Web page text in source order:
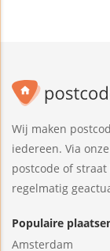
Wij maken
iedereen. Via
postcode of
regelmatig
Populaire
Amsterdam